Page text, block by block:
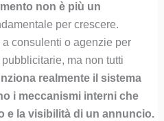
non è più un
per crescere.
consulenti o agenzie per
ma non tutti
realmente il sistema
i meccanismi interni che
e la visibilità di un annuncio.